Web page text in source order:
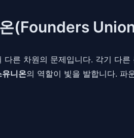
(Founders
른 차원의 문제입니다. 각기 다
니온의 역할이 빛을 발합니다. 파